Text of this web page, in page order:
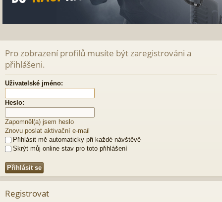
Pro zobrazení profilů musíte být zaregistrováni a
přihlášeni.
Uživatelské jméno:
Heslo:
Zapomněl(a) jsem heslo
Znovu poslat aktivační e-mail
Přihlásit mě automaticky při každé návštěvě
Skrýt můj online stav pro toto přihlášení
Registrovat